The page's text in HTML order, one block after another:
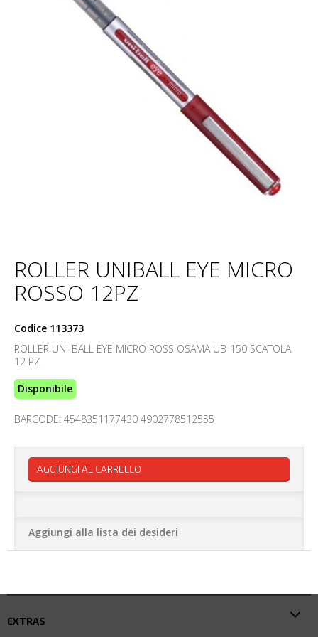
ROLLER UNIBALL EYE MICRO
ROSSO 12PZ
Codice 113373
ROLLER UNI-BALL EYE MICRO ROSS OSAMA UB-150 SCATOLA
12 PZ
Disponibile
BARCODE: 4548351177430 4902778512555
AGGIUNGI AL CARRELLO
Aggiungi alla lista dei desideri
EXTRAS